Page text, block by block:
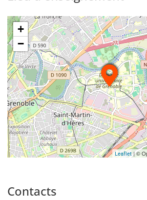
+
−
Leaflet| ©
Contacts